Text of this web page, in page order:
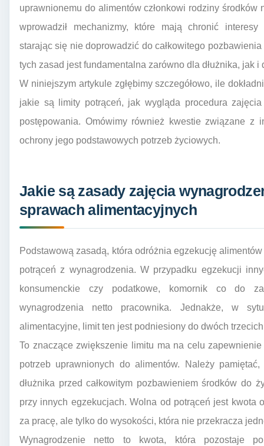
uprawnionemu do alimentów członkowi rodziny
wprowadził mechanizmy, które mają chronić
starając się nie doprowadzić do całkowitego
tych zasad jest fundamentalna zarówno dla dłużnika, jak i
W niniejszym artykule zgłębimy szczegółowo, ile
jakie są limity potrąceń, jak wygląda procedura
postępowania. Omówimy również kwestie związane z
ochrony jego podstawowych potrzeb życiowych.
Jakie są zasady zajęcia
sprawach alimentacyjnych
Podstawową zasadą, która odróżnia egzekucję
potrąceń z wynagrodzenia. W przypadku egzekucji
konsumenckie czy podatkowe, komornik co do
wynagrodzenia netto pracownika. Jednakże, w
alimentacyjne, limit ten jest podniesiony do dwóch
To znaczące zwiększenie limitu ma na celu
potrzeb uprawnionych do alimentów. Należy
dłużnika przed całkowitym pozbawieniem środków do
przy innych egzekucjach. Wolna od potrąceń jest kwota
za pracę, ale tylko do wysokości, która nie przekracza
Wynagrodzenie netto to kwota, która pozostaje